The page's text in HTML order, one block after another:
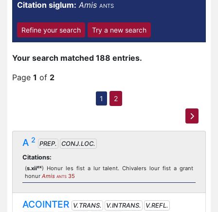
Citation siglum: Amis ANTS
Refine your search Try a new search
Your search matched 188 entries.
Page 1 of 2
1 2
A 2 PREP.
CONJ.LOC.
Citations:
(s.xiiex) Honur les fist a lur talent. Chivalers lour fist a grant
honur Amis ANTS 35
ACOINTER V.TRANS. V.INTRANS.
V.REFL.